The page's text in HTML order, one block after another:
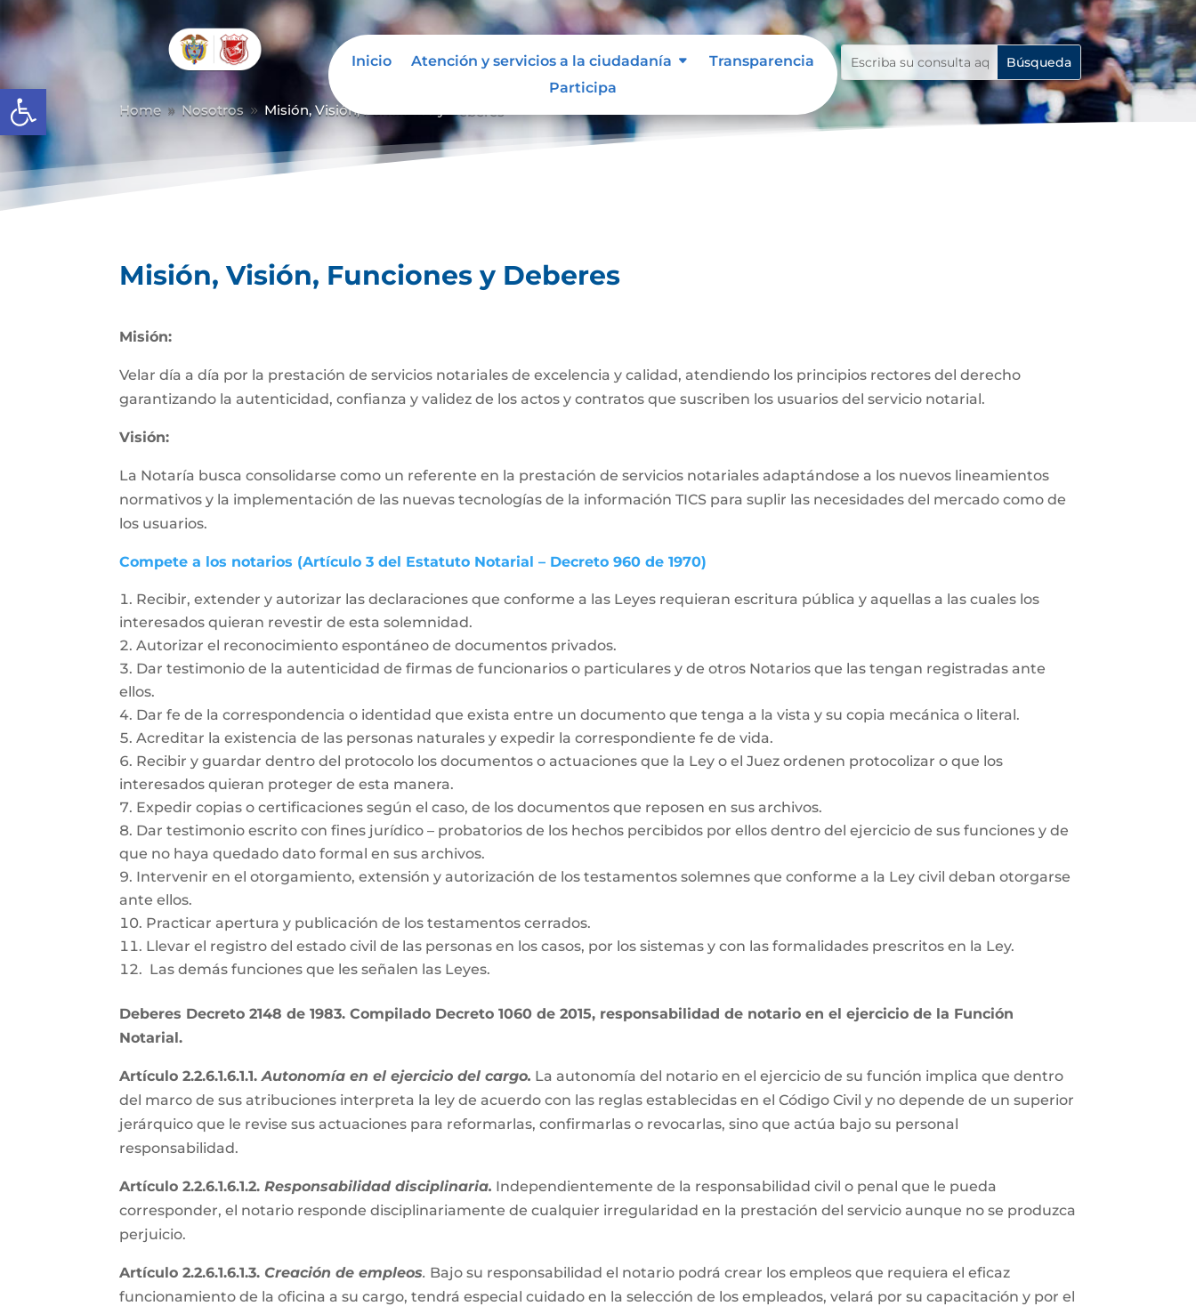
Abrir barra de herramientas
Inicio Atención y servicios a la ciudadanía
Transparencia
Participa
Home 9 Nosotros 9 Misión, Visión, Funciones y Deberes
Misión, Visión, Funciones y Deberes
Misión:
Velar día a día por la prestación de servicios notariales de excelencia y calidad, atendiendo los principios rectores del derecho
garantizando la autenticidad, confianza y validez de los actos y contratos que suscriben los usuarios del servicio notarial.
Visión:
La Notaría busca consolidarse como un referente en la prestación de servicios notariales adaptándose a los nuevos lineamientos
normativos y la implementación de las nuevas tecnologías de la información TICS para suplir las necesidades del mercado como de
los usuarios.
Compete a los notarios (Artículo 3 del Estatuto Notarial – Decreto 960 de 1970)
Recibir, extender y autorizar las declaraciones que conforme a las Leyes requieran escritura pública y aquellas a las cuales los
interesados quieran revestir de esta solemnidad.
Autorizar el reconocimiento espontáneo de documentos privados.
Dar testimonio de la autenticidad de firmas de funcionarios o particulares y de otros Notarios que las tengan registradas ante
ellos.
Dar fe de la correspondencia o identidad que exista entre un documento que tenga a la vista y su copia mecánica o literal.
Acreditar la existencia de las personas naturales y expedir la correspondiente fe de vida.
Recibir y guardar dentro del protocolo los documentos o actuaciones que la Ley o el Juez ordenen protocolizar o que los
interesados quieran proteger de esta manera.
Expedir copias o certificaciones según el caso, de los documentos que reposen en sus archivos.
Dar testimonio escrito con fines jurídico – probatorios de los hechos percibidos por ellos dentro del ejercicio de sus funciones y de
que no haya quedado dato formal en sus archivos.
Intervenir en el otorgamiento, extensión y autorización de los testamentos solemnes que conforme a la Ley civil deban otorgarse
ante ellos.
Practicar apertura y publicación de los testamentos cerrados.
Llevar el registro del estado civil de las personas en los casos, por los sistemas y con las formalidades prescritos en la Ley.
Las demás funciones que les señalen las Leyes.
Deberes Decreto 2148 de 1983. Compilado Decreto 1060 de 2015, responsabilidad de notario en el ejercicio de la Función
Notarial.
Artículo 2.2.6.1.6.1.1.Autonomía en el ejercicio del cargo. La autonomía del notario en el ejercicio de su función implica que dentro
del marco de sus atribuciones interpreta la ley de acuerdo con las reglas establecidas en el Código Civil y no depende de un superior
jerárquico que le revise sus actuaciones para reformarlas, confirmarlas o revocarlas, sino que actúa bajo su personal
responsabilidad.
Artículo 2.2.6.1.6.1.2. Responsabilidad disciplinaria. Independientemente de la responsabilidad civil o penal que le pueda
corresponder, el notario responde disciplinariamente de cualquier irregularidad en la prestación del servicio aunque no se produzca
perjuicio.
Artículo 2.2.6.1.6.1.3.Creación de empleos. Bajo su responsabilidad el notario podrá crear los empleos que requiera el eficaz
funcionamiento de la oficina a su cargo, tendrá especial cuidado en la selección de los empleados, velará por su capacitación y por el